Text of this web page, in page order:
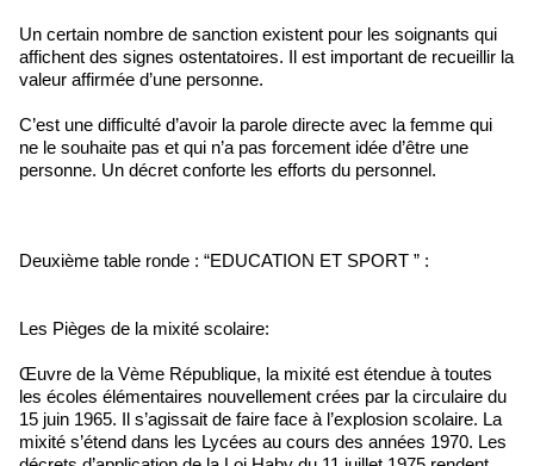
Un certain nombre de sanction existent pour les soignants qui
affichent des signes ostentatoires. Il est important de recueillir la
valeur affirmée d’une personne.
C’est une difficulté d’avoir la parole directe avec la femme qui
ne le souhaite pas et qui n’a pas forcement idée d’être une
personne. Un décret conforte les efforts du personnel.
Deuxième table ronde : “EDUCATION ET SPORT ” :
Les Pièges de la mixité scolaire:
Œuvre de la Vème République, la mixité est étendue à toutes
les écoles élémentaires nouvellement crées par la circulaire du
15 juin 1965. Il s’agissait de faire face à l’explosion scolaire. La
mixité s’étend dans les Lycées au cours des années 1970. Les